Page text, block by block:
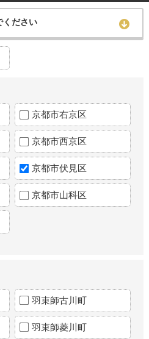
ください
京都市右京区
京都市西京区
京都市伏見区
京都市山科区
羽束師古川町
羽束師菱川町